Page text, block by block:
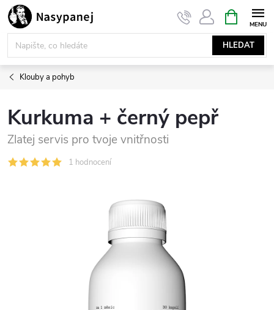
Přejít
na
obsah
HLEDAT
NÁKUPNÍ
KOŠÍK
Klouby a pohyb
Kurkuma + černý pepř
Zlatej servis pro tvoje vnitřnosti
1 hodnocení